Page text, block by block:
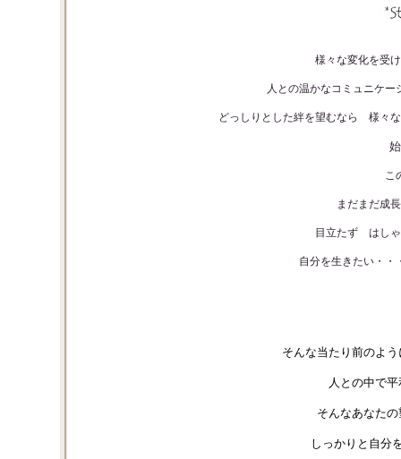
様々な変化を受
人との温かなコミュニケ
どっしりとした絆を望むなら 様々
こ
まだまだ成
目立たず はし
自分を生きたい・・
そんな当たり前のよ
人との中で
そんなあなた
しっかりと自分